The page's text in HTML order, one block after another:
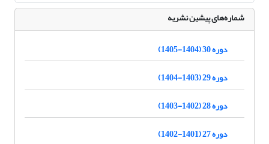
شماره‌های پیشین نشریه
دوره 30 (1404-1405)
دوره 29 (1403-1404)
دوره 28 (1402-1403)
دوره 27 (1401-1402)